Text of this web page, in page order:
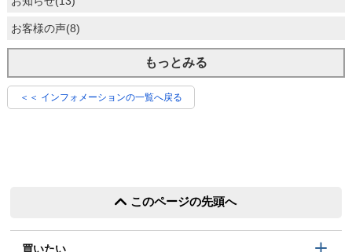
お客様の声(8)
もっとみる
＜＜ インフォメーションの一覧へ戻る
このページの先頭へ
買いたい